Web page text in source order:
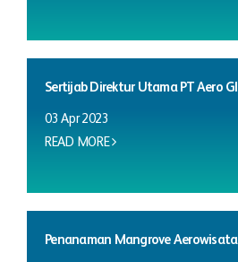
Sertijab Direktur Utama PT Aero
03 Apr 2023
READ MORE
Penanaman Mangrove